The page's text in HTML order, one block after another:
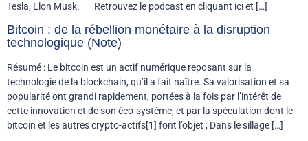
Tesla, Elon Musk. Retrouvez le podcast en cliquant ici et […]
Bitcoin : de la rébellion monétaire à la disruption
technologique (Note)
Résumé : Le bitcoin est un actif numérique reposant sur la
technologie de la blockchain, qu’il a fait naître. Sa valorisation et sa
popularité ont grandi rapidement, portées à la fois par l’intérêt de
cette innovation et de son éco-système, et par la spéculation dont le
bitcoin et les autres crypto-actifs[1] font l’objet ; Dans le sillage […]